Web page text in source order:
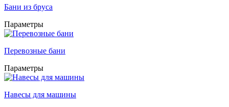
Бани из бруса
Параметры
Перевозные бани
Параметры
Навесы для машины